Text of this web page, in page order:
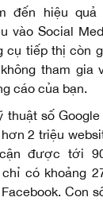
đến hiệu quả
vào Social
cụ tiếp thị còn
tham gia
cáo của bạn.
thuật số
2 triệu
được tới
có khoảng
Con